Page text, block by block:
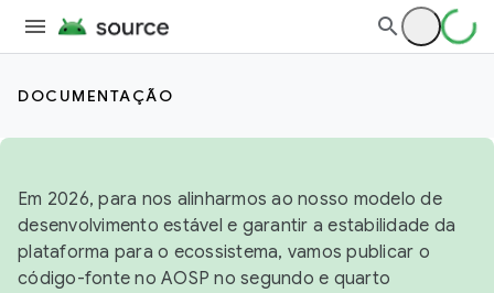
DOCUMENTAÇÃO
Em 2026, para nos alinharmos ao nosso modelo de
desenvolvimento estável e garantir a estabilidade da
plataforma para o ecossistema, vamos publicar o
código-fonte no AOSP no segundo e quarto